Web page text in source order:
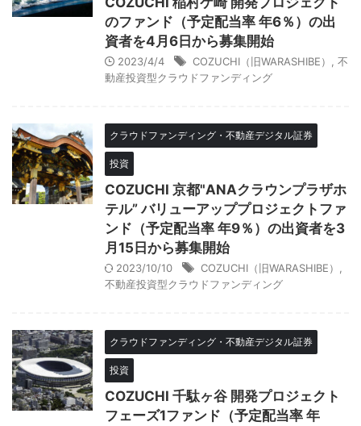
のファンド（予定配当率 年6％）の出
資者を4月6日から募集開始
2023/4/4 COZUCHI（旧WARASHIBE）
不
動産投資型クラウドファンディング
クラウドファンディング・不動産デジタル証券
投資
COZUCHI 京都"ANAクラウンプラザホ
テル” バリューアッププロジェクトファ
ンド（予定配当率 年9％）の出資者を3
月15日から募集開始
2023/10/10 COZUCHI（旧WARASHIBE）
不動産投資型クラウドファンディング
クラウドファンディング・不動産デジタル証券
投資
COZUCHI 千駄ヶ谷 開発プロジェクト
フェーズ1ファンド（予定配当率 年